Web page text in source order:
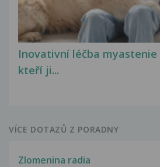
Inovativní léčba
kteří ji...
VÍCE DOTAZŮ Z PORADNY
Zlomenina radia